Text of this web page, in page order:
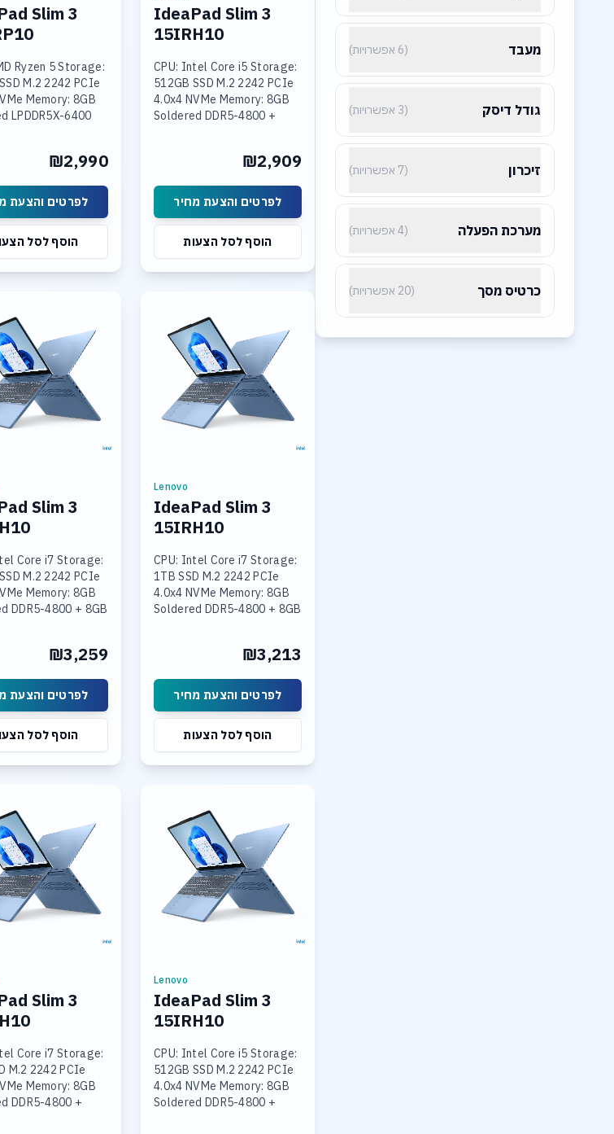
מעבד (6 אפשרויות)
גודל דיסק (3 אפשרויות)
זיכרון (7 אפשרויות)
מערכת הפעלה (4 אפשרויות)
כרטיס מסך (20 אפשרויות)
IdeaPad Slim 3
15IRH10
CPU: Intel Core i5 Storage:
512GB SSD M.2 2242 PCIe
4.0x4 NVMe Memory: 8GB
Soldered DDR5-4800 +
UHD Graphics Display: 15.3
₪2,909
לפרטים והצעת מחיר
הוסף לסל הצעות
Slim 3
Ryzen 5 Storage:
M.2 2242 PCIe
Memory: 8GB
LPDDR5X-6400
₪2,990
לפרטים והצעת
הוסף לסל
Lenovo
IdeaPad Slim 3
15IRH10
CPU: Intel Core i7 Storage:
1TB SSD M.2 2242 PCIe
4.0x4 NVMe Memory: 8GB
Soldered DDR5-4800 + 8GB
UHD Graphics Display: 15.3
₪3,213
לפרטים והצעת מחיר
הוסף לסל הצעות
Slim 3
Core i7 Storage:
M.2 2242 PCIe
Memory: 8GB
DDR5-4800 + 8GB
Display: 15.3
₪3,259
לפרטים והצעת
הוסף לסל
Lenovo
IdeaPad Slim 3
15IRH10
CPU: Intel Core i5 Storage:
512GB SSD M.2 2242 PCIe
4.0x4 NVMe Memory: 8GB
Soldered DDR5-4800 +
Slim 3
Core i7 Storage:
M.2 2242 PCIe
Memory: 8GB
DDR5-4800 +